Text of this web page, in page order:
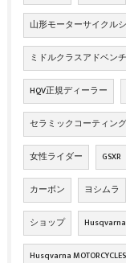
山形モーターサイクル
ミドルクラスアドベン
HQV正規ディーラー
セラミックコーティング
女性ライダー GSXR
カーボン ヨシムラ
ショップ
Husqvarna MOTORCYCLES